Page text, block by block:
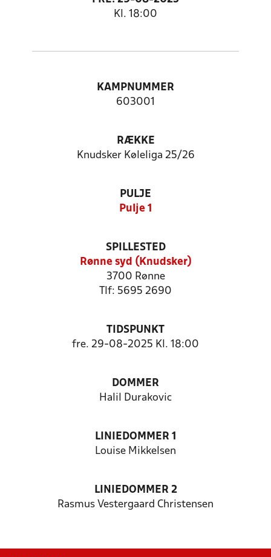
Kl. 18:00
KAMPNUMMER
603001
RÆKKE
Knudsker Køleliga 25/26
PULJE
Pulje 1
SPILLESTED
Rønne syd (Knudsker)
3700 Rønne
Tlf: 5695 2690
TIDSPUNKT
fre. 29-08-2025 Kl. 18:00
DOMMER
Halil Durakovic
LINIEDOMMER 1
Louise Mikkelsen
LINIEDOMMER 2
Rasmus Vestergaard Christensen